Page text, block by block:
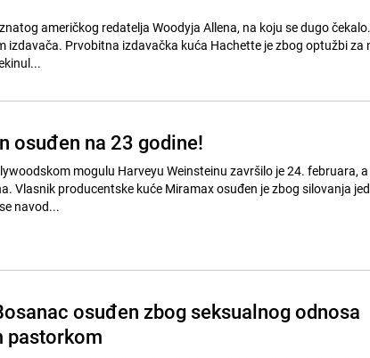
američkog redatelja Woodyja Allena, na koju se dugo
izdavača. Prvobitna izdavačka kuća Hachette je zbog optužbi za
osuđen na 23 godine!
mogulu Harveyu Weinsteinu završilo je 24. februara,
Vlasnik producentske kuće Miramax osuđen je zbog silovanja
navod...
osuđen zbog seksualnog odnosa
pastorkom